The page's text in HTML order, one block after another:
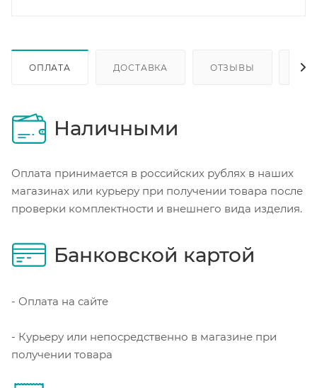
ОПЛАТА ДОСТАВКА ОТЗЫВЫ
Наличными
Оплата принимается в российских рублях в наших
магазинах или курьеру при получении товара после
проверки комплектности и внешнего вида изделия.
Банковской картой
- Оплата на сайте
- Курьеру или непосредственно в магазине при
получении товара